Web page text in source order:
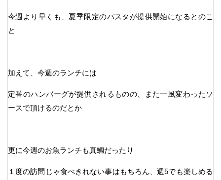
今週より早くも、夏季限定のパスタが提供開始になるとのこ
と
加えて、今週のランチには
定番のハンバーグが提供されるものの、また一風変わったソ
ースで頂けるのだとか
更に今週のお魚ランチも真鯛だったり
１度の訪問じゃ食べきれない事はもちろん、週5でも楽しめる